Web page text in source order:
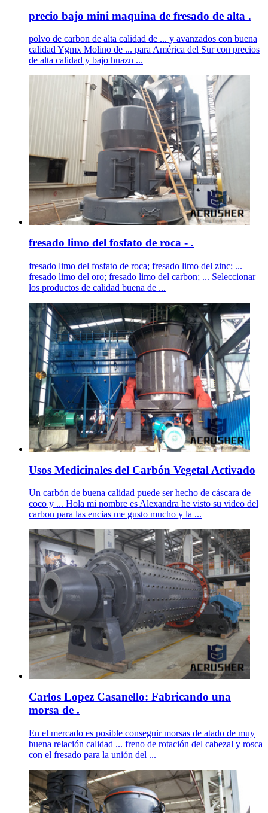
precio bajo mini maquina de fresado de alta .
polvo de carbon de alta calidad de ... y avanzados con buena
calidad Ygmx Molino de ... para América del Sur con precios
de alta calidad y bajo huazn ...
fresado limo del fosfato de roca - .
fresado limo del fosfato de roca; fresado limo del zinc; ...
fresado limo del oro; fresado limo del carbon; ... Seleccionar
los productos de calidad buena de ...
Usos Medicinales del Carbón Vegetal Activado
Un carbón de buena calidad puede ser hecho de cáscara de
coco y ... Hola mi nombre es Alexandra he visto su video del
carbon para las encias me gusto mucho y la ...
Carlos Lopez Casanello: Fabricando una
morsa de .
En el mercado es posible conseguir morsas de atado de muy
buena relación calidad ... freno de rotación del cabezal y rosca
con el fresado para la unión del ...